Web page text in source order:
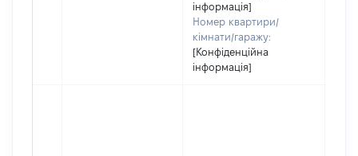
інформація]
Номер квартири/
кімнати/гаражу:
[Конфіденційна
інформація]